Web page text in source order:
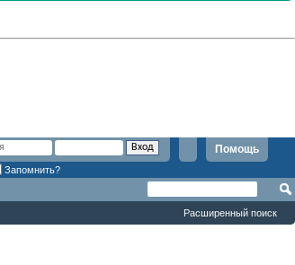
Помощь
Запомнить?
Расширенный поиск